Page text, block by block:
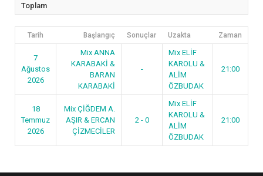
Toplam
Tarih Başlangıç Sonuçlar Uzakta Zaman
7
Ağustos
2026
Mix ANNA
KARABAKİ &
BARAN
KARABAKİ
-
Mix ELİF
KAROLU &
ALİM
ÖZBUDAK
21:00
18
Temmuz
2026
Mix ÇİĞDEM A.
AŞIR & ERCAN
ÇİZMECİLER
2 - 0
Mix ELİF
KAROLU &
ALİM
ÖZBUDAK
21:00